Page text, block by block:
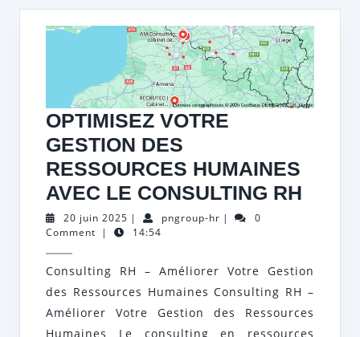
OPTIMISEZ VOTRE
GESTION DES
RESSOURCES HUMAINES
AVEC LE CONSULTING RH
DES
20 juin 2025 20
juin
| pngroup-hrpngroup-
|
0
Comment | 14:54
Consulting RH – Améliorer Votre Gestion
des Ressources Humaines Consulting RH –
Améliorer Votre Gestion des Ressources
Humaines Le consulting en ressources